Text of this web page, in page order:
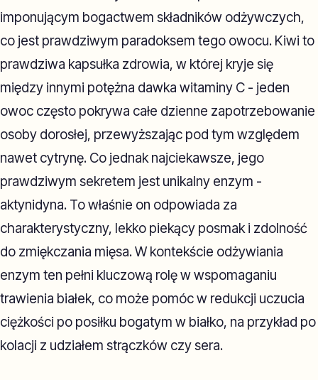
imponującym bogactwem składników odżywczych,
co jest prawdziwym paradoksem tego owocu. Kiwi to
prawdziwa kapsułka zdrowia, w której kryje się
między innymi potężna dawka witaminy C - jeden
owoc często pokrywa całe dzienne zapotrzebowanie
osoby dorosłej, przewyższając pod tym względem
nawet cytrynę. Co jednak najciekawsze, jego
prawdziwym sekretem jest unikalny enzym -
aktynidyna. To właśnie on odpowiada za
charakterystyczny, lekko piekący posmak i zdolność
do zmiękczania mięsa. W kontekście odżywiania
enzym ten pełni kluczową rolę w wspomaganiu
trawienia białek, co może pomóc w redukcji uczucia
ciężkości po posiłku bogatym w białko, na przykład po
kolacji z udziałem strączków czy sera.